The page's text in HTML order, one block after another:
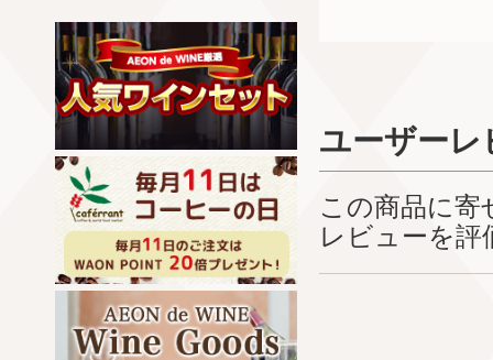
ユーザーレ
この商品に
レビューを評